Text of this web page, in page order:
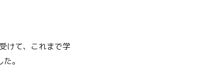
けて、これまで学
。